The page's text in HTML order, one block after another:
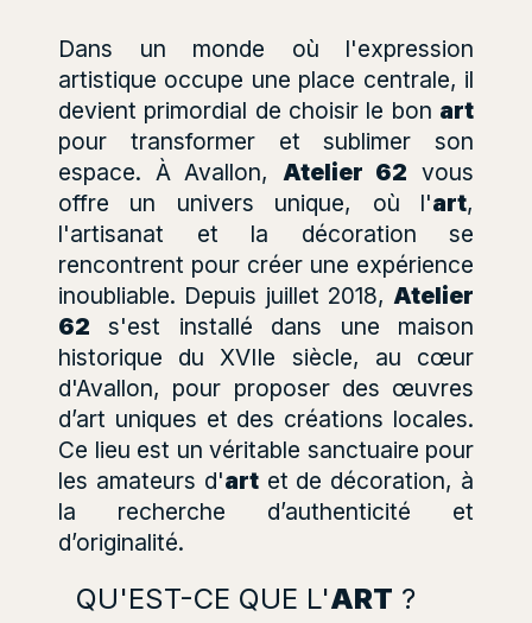
Dans un monde où l'expression
artistique occupe une place centrale, il
devient primordial de choisir le bon art
pour transformer et sublimer son
espace. À Avallon, Atelier 62 vous
offre un univers unique, où l'art,
l'artisanat et la décoration se
rencontrent pour créer une expérience
inoubliable. Depuis juillet 2018, Atelier
62 s'est installé dans une maison
historique du XVIIe siècle, au cœur
d'Avallon, pour proposer des œuvres
d’art uniques et des créations locales.
Ce lieu est un véritable sanctuaire pour
les amateurs d'artet de décoration, à
la recherche d’authenticité et
d’originalité.
QU'EST-CE QUE L'ART ?